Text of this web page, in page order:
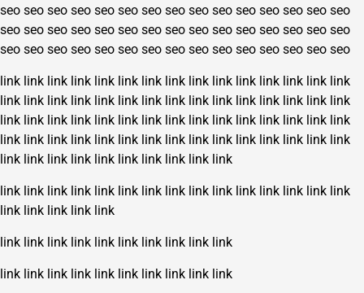
seo seo seo seo seo seo seo seo seo seo seo seo seo seo seo
seo seo seo seo seo seo seo seo seo seo seo seo seo seo seo
seo seo seo seo seo seo seo seo seo seo seo seo seo seo seo
link link link link link link link link link link link link link link link
link link link link link link link link link link link link link link link
link link link link link link link link link link link link link link link
link link link link link link link link link link link link link link link
link link link link link link link link link link
link link link link link link link link link link link link link link link
link link link link link
link link link link link link link link link link
link link link link link link link link link link